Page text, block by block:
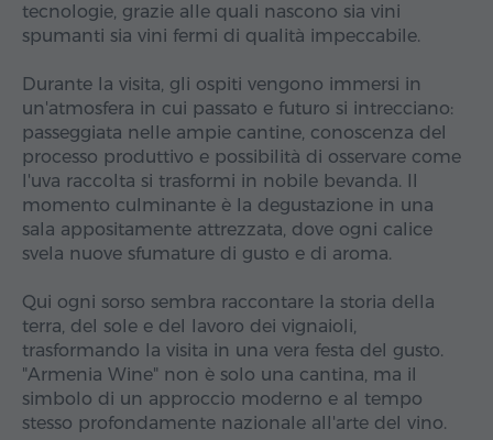
tecnologie, grazie alle quali nascono sia vini
spumanti sia vini fermi di qualità impeccabile.
Durante la visita, gli ospiti vengono immersi in
un'atmosfera in cui passato e futuro si intrecciano:
passeggiata nelle ampie cantine, conoscenza del
processo produttivo e possibilità di osservare come
l'uva raccolta si trasformi in nobile bevanda. Il
momento culminante è la degustazione in una
sala appositamente attrezzata, dove ogni calice
svela nuove sfumature di gusto e di aroma.
Qui ogni sorso sembra raccontare la storia della
terra, del sole e del lavoro dei vignaioli,
trasformando la visita in una vera festa del gusto.
"Armenia Wine" non è solo una cantina, ma il
simbolo di un approccio moderno e al tempo
stesso profondamente nazionale all'arte del vino.